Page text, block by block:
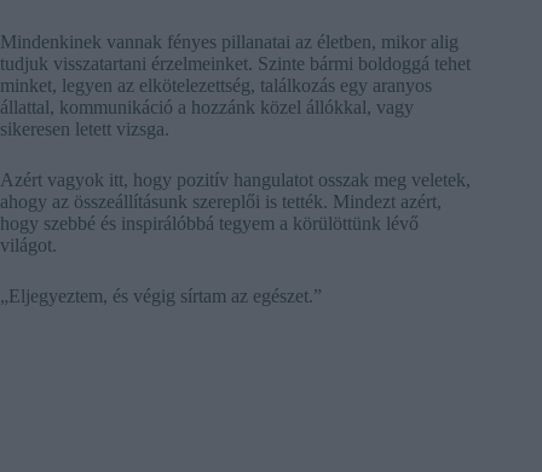
Mindenkinek vannak fényes pillanatai az életben, mikor alig
tudjuk visszatartani érzelmeinket. Szinte bármi boldoggá tehet
minket, legyen az elkötelezettség, találkozás egy aranyos
állattal, kommunikáció a hozzánk közel állókkal, vagy
sikeresen letett vizsga.
Azért vagyok itt, hogy pozitív hangulatot osszak meg veletek,
ahogy az összeállításunk szereplői is tették. Mindezt azért,
hogy szebbé és inspirálóbbá tegyem a körülöttünk lévő
világot.
„Eljegyeztem, és végig sírtam az egészet.”